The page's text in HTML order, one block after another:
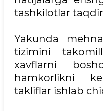
tashkilotlar
Yakunda
tizimini
xavflarni
hamkorlikni
takliflar ishlab